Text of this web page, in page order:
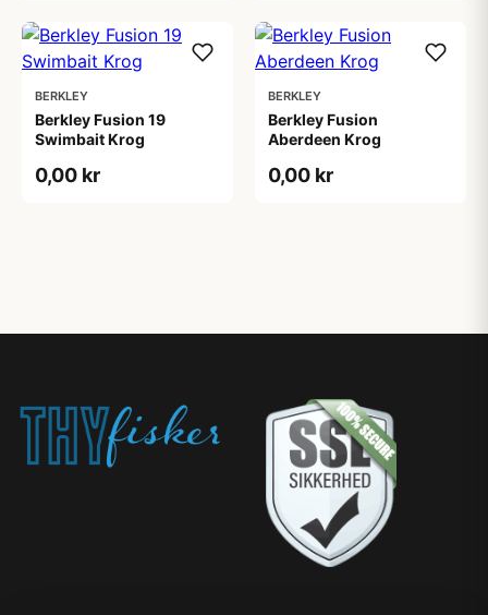
BERKLEY
Berkley Fusion 19
Swimbait Krog
0,00 kr
BERKLEY
Berkley Fusion
Aberdeen Krog
0,00 kr